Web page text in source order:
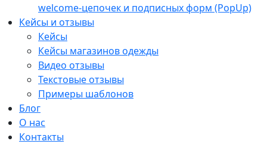
welcome-цепочек и подписных форм (PopUp)
Кейсы и отзывы
Кейсы
Кейсы магазинов одежды
Видео отзывы
Текстовые отзывы
Примеры шаблонов
Блог
О нас
Контакты